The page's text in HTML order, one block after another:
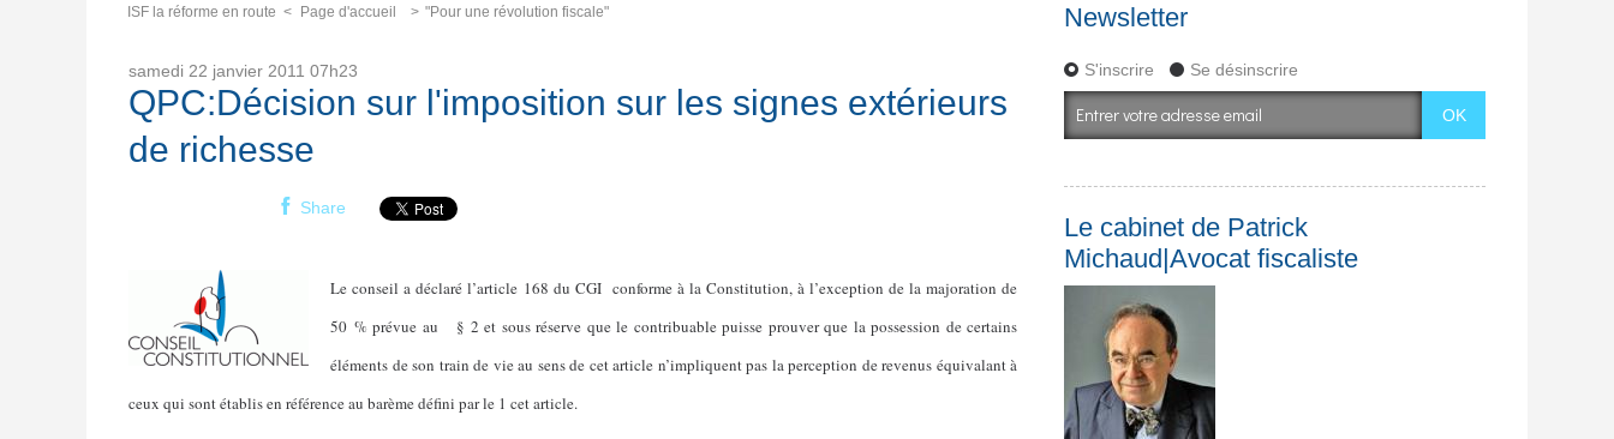
ISF la réforme en route Page d'accueil "Pour une révolution fiscale"
samedi 22 janvier 2011 07h23
QPC:Décision sur l'imposition sur les signes extérieurs
de richesse
Share
Le conseil a déclaré l’article 168 du CGI conforme à la Constitution, à l’exception de la majoration de
50 % prévue au
§ 2 et sous réserve que le contribuable puisse prouver que la possession de certains
éléments de son train de vie au sens de cet article n’impliquent pas la perception de revenus équivalant à
ceux qui sont établis en référence au barème défini par le 1 cet article.
Newsletter
S'inscrire Se désinscrire
Le cabinet de Patrick
Michaud|Avocat fiscaliste